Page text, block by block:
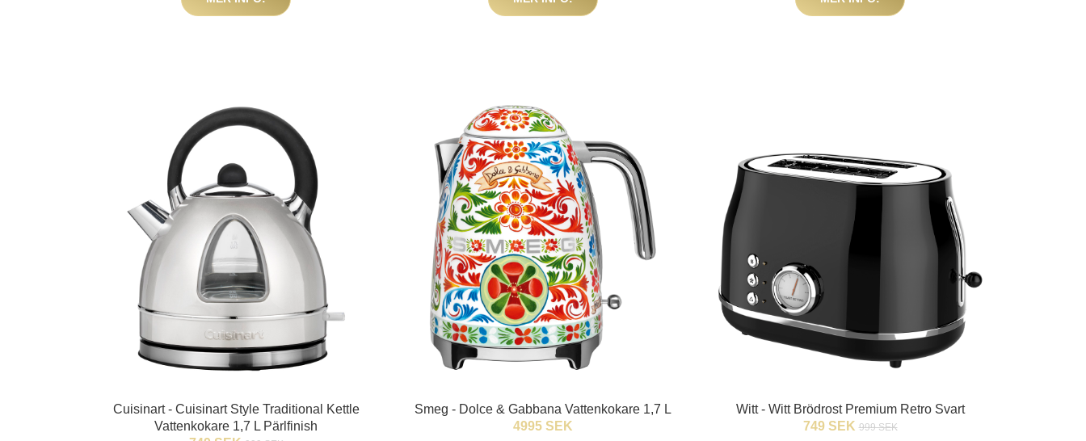
Cuisinart - Cuisinart Style Traditional Kettle
Vattenkokare 1,7 L Pärlfinish
Smeg - Dolce & Gabbana Vattenkokare 1,7 L
4995 SEK
Witt - Witt Brödrost Premium Retro Svart
749 SEK 999 SEK